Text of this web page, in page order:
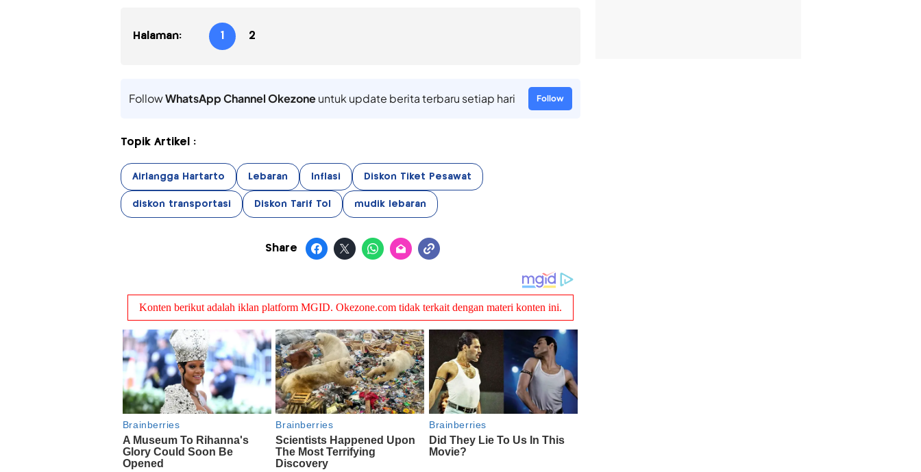
Halaman: 1 2
FollowWhatsApp Channel Okezoneuntuk update berita terbaru setiap hari Follow
Topik Artikel :
Airlangga Hartarto Lebaran Inflasi Diskon Tiket Pesawat
diskon transportasi Diskon Tarif Tol mudik lebaran
Share